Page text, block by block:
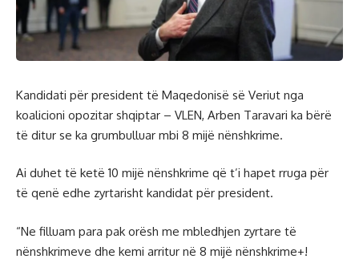
Kandidati për president të Maqedonisë së Veriut nga
koalicioni opozitar shqiptar – VLEN, Arben Taravari ka bërë
të ditur se ka grumbulluar mbi 8 mijë nënshkrime.
Ai duhet të ketë 10 mijë nënshkrime që t’i hapet rruga për
të qenë edhe zyrtarisht kandidat për president.
“Ne filluam para pak orësh me mbledhjen zyrtare të
nënshkrimeve dhe kemi arritur në 8 mijë nënshkrime+!